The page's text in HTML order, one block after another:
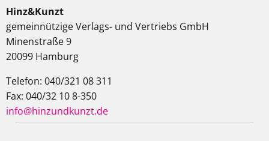
Hinz&Kunzt
gemeinnützige Verlags- und Vertriebs GmbH
Minenstraße 9
20099 Hamburg
Telefon: 040/321 08 311
Fax: 040/32 10 8-350
info@hinzundkunzt.de